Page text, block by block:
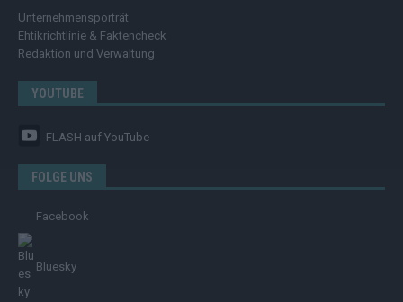
Unternehmensporträt
Ehtikrichtlinie & Faktencheck
Redaktion und Verwaltung
YOUTUBE
FLASH auf YouTube
FOLGE UNS
Facebook
Bluesky